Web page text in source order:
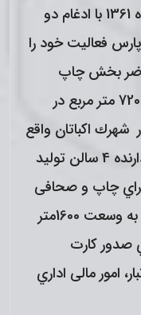
شرکت چاپ بانک ملت از اول مهرماه 1361 با ادغام دو
فعالیت خود را
بخش چاپ
شرکت در مجموعه اي به مساحت 7200 متر مربع در
اکباتان واقع
است. فضاي عملیاتی شرکت در بر دارنده 4 سالن تولید
و صحافی
است و ساختمان اداري و پشتیبانی به وسعت 1600متر
صدور کارت
امور مالی اداري